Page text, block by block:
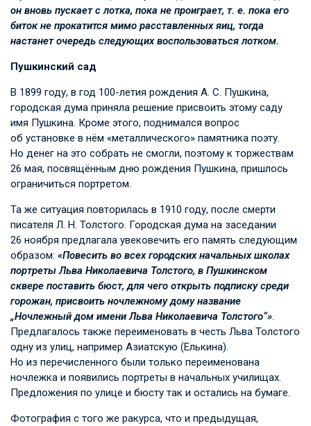
он вновь пускает с лотка, пока не проиграет, т. е. пока его
биток не прокатится мимо расставленных яиц, тогда
настанет очередь следующих воспользоваться лотком.
Пушкинский сад
В 1899 году, в год 100-летия рождения А. С. Пушкина,
городская дума приняла решение присвоить этому саду
имя Пушкина. Кроме этого, поднимался вопрос
об установке в нём «металлического» памятника поэту.
Но денег на это собрать не смогли, поэтому к торжествам
26 мая, посвящённым дню рождения Пушкина, пришлось
ограничиться портретом.
Та же ситуация повторилась в 1910 году, после смерти
писателя Л. Н. Толстого. Городская дума на заседании
26 ноября предлагала увековечить его память следующим
образом: «Повесить во всех городских начальных школах
портреты Льва Николаевича Толстого, в Пушкинском
сквере поставить бюст, для чего открыть подписку среди
горожан, присвоить ночлежному дому название
„Ночлежный дом имени Льва Николаевича Толстого“».
Предлагалось также переименовать в честь Льва Толстого
одну из улиц, например Азиатскую (Елькина).
Но из перечисленного были только переименована
ночлежка и появились портреты в начальных училищах.
Предложения по улице и бюсту так и остались на бумаге.
Фотография с того же ракурса, что и предыдущая,